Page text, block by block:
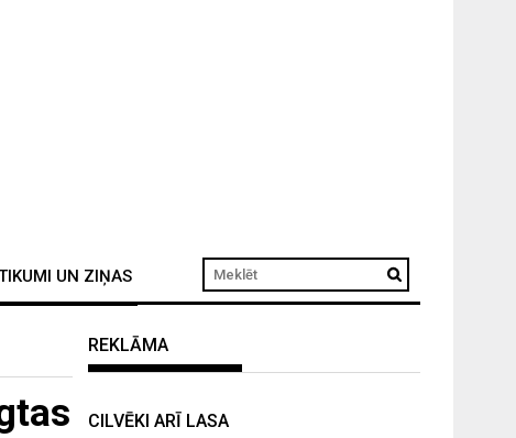
UN ZIŅAS
REKLĀMA
CILVĒKI ARĪ LASA